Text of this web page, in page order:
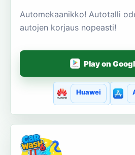
Automekaanikko! Autotalli
autojen korjaus nopeasti!
Play on
Huawei